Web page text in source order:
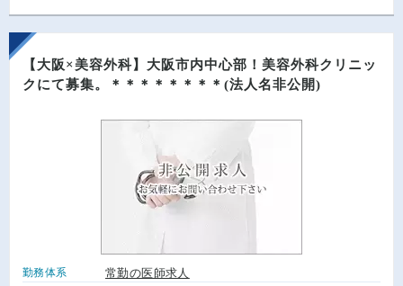
【大阪×美容外科】大阪市内中心部！美容外科クリニッ
クにて募集。＊＊＊＊＊＊＊＊(法人名非公開)
勤務体系 常勤の医師求人